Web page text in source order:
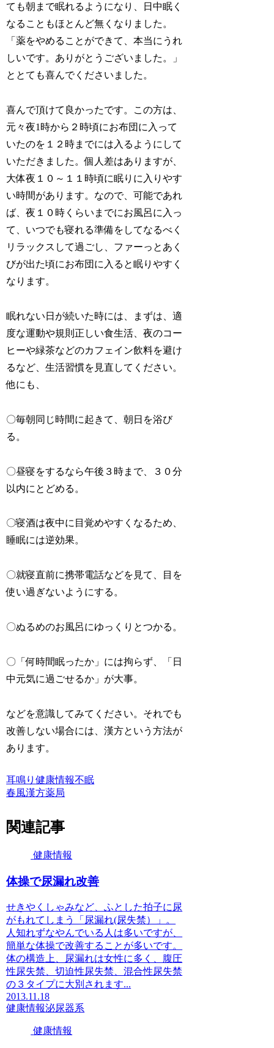
ても朝まで眠れるようになり、日中眠く
なることもほとんど無くなりました。
「薬をやめることができて、本当にうれ
しいです。ありがとうございました。」
ととても喜んでくださいました。
喜んで頂けて良かったです。この方は、
元々夜1時から２時頃にお布団に入って
いたのを１２時までには入るようにして
いただきました。個人差はありますが、
大体夜１０～１１時頃に眠りに入りやす
い時間があります。なので、可能であれ
ば、夜１０時くらいまでにお風呂に入っ
て、いつでも寝れる準備をしてなるべく
リラックスして過ごし、ファーっとあく
びが出た頃にお布団に入ると眠りやすく
なります。
眠れない日が続いた時には、まずは、適
度な運動や規則正しい食生活、夜のコー
ヒーや緑茶などのカフェイン飲料を避け
るなど、生活習慣を見直してください。
他にも、
〇毎朝同じ時間に起きて、朝日を浴び
る。
〇昼寝をするなら午後３時まで、３０分
以内にとどめる。
〇寝酒は夜中に目覚めやすくなるため、
睡眠には逆効果。
〇就寝直前に携帯電話などを見て、目を
使い過ぎないようにする。
〇ぬるめのお風呂にゆっくりとつかる。
〇「何時間眠ったか」には拘らず、「日
中元気に過ごせるか」が大事。
などを意識してみてください。それでも
改善しない場合には、漢方という方法が
あります。
耳鳴り健康情報不眠
春風漢方薬局
関連記事
健康情報
体操で尿漏れ改善
せきやくしゃみなど、ふとした拍子に尿
がもれてしまう「尿漏れ(尿失禁）」。
人知れずなやんでいる人は多いですが、
簡単な体操で改善することが多いです。
体の構造上、尿漏れは女性に多く、腹圧
性尿失禁、切迫性尿失禁、混合性尿失禁
の３タイプに大別されます...
2013.11.18
健康情報泌尿器系
健康情報